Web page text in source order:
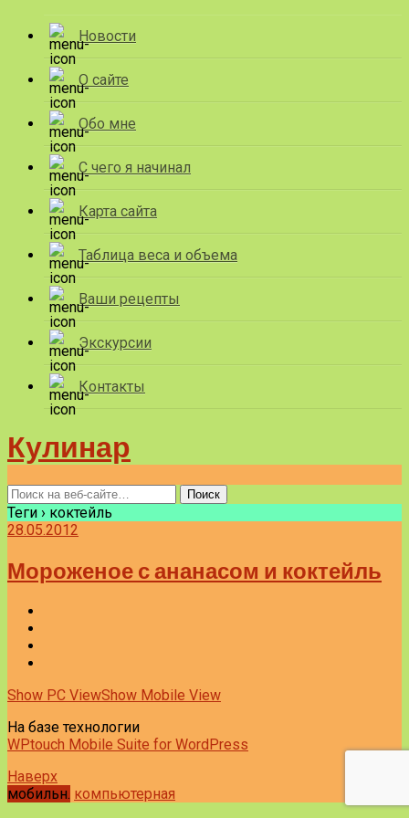
Новости
О сайте
Обо мне
С чего я начинал
Карта сайта
Таблица веса и объема
Ваши рецепты
Экскурсии
Контакты
Кулинар
Теги › коктейль
28.05.2012
Мороженое с ананасом и коктейль
Show PC ViewShow Mobile View
На базе технологии
WPtouch Mobile Suite for WordPress
Наверх
мобильн. компьютерная